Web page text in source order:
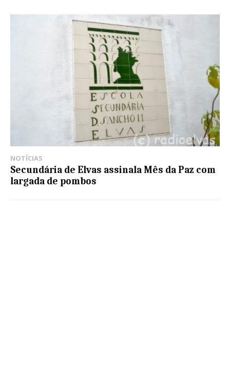
NOTÍCIAS
Secundária de Elvas assinala Mês da Paz com
largada de pombos